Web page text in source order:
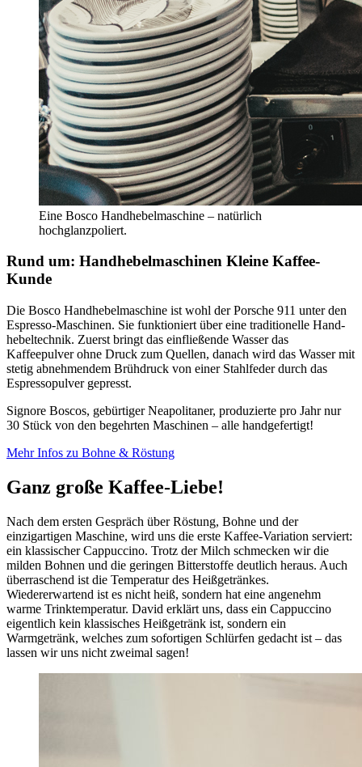
Eine Bosco Handhebelmaschine – natürlich
hochglanzpoliert.
Rund um: Handhebelmaschinen Kleine Kaffee-
Kunde
Die Bosco Handhebelmaschine ist wohl der Porsche 911 unter den
Espresso-Maschinen. Sie funktioniert über eine traditionelle Hand­
hebel­technik. Zuerst bringt das einfließende Wasser das
Kaffeepulver ohne Druck zum Quellen, danach wird das Wasser mit
stetig abnehmendem Brühdruck von einer Stahlfeder durch das
Espressopulver gepresst.
Signore Boscos, gebürtiger Neapolitaner, produzierte pro Jahr nur
30 Stück von den begehrten Maschinen – alle handgefertigt!
Mehr Infos zu Bohne & Röstung
Ganz große Kaffee-Liebe!
Nach dem ersten Gespräch über Röstung, Bohne und der
einzigartigen Maschine, wird uns die erste Kaffee-Variation serviert:
ein klassischer Cappuccino. Trotz der Milch schmecken wir die
milden Bohnen und die geringen Bitterstoffe deutlich heraus. Auch
überraschend ist die Temperatur des Heißgetränkes.
Wiedererwartend ist es nicht heiß, sondern hat eine angenehm
warme Trinktemperatur. David erklärt uns, dass ein Cappuccino
eigentlich kein klassisches Heißgetränk ist, sondern ein
Warmgetränk, welches zum sofortigen Schlürfen gedacht ist – das
lassen wir uns nicht zweimal sagen!